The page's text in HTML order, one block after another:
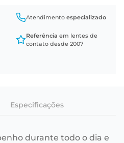
Atendimento especializado
Referência em lentes de
contato desde 2007
Especificações
durante todo o dia e